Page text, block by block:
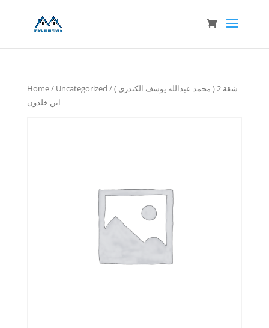
Home/ Uncategorized / شقة 2 ( محمد عبدالله يوسف الكندري )
ابن خلدون